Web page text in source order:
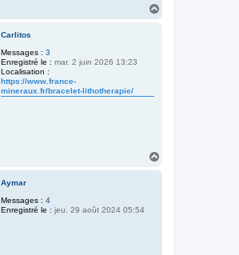
Carlitos
Messages : 3
Enregistré le : mar. 2 juin 2026 13:23
Localisation :
https://www.france-
mineraux.fr/bracelet-lithotherapie/
Aymar
Messages : 4
Enregistré le : jeu. 29 août 2024 05:54